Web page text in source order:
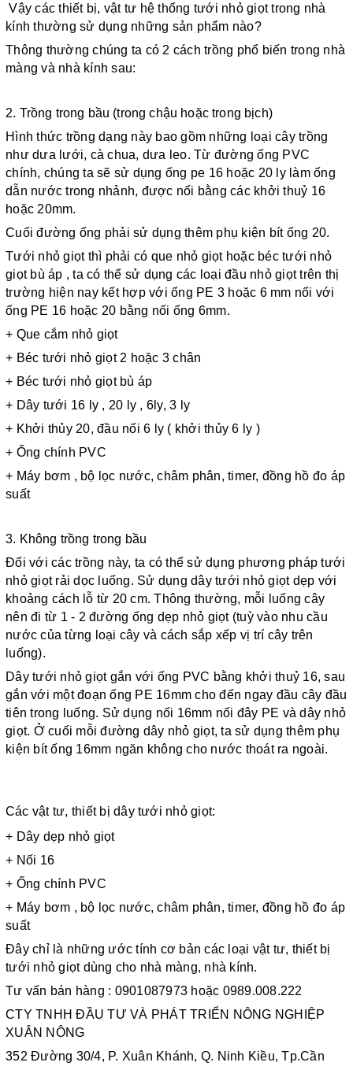
Vậy các thiết bị, vật tư hệ thống tưới nhỏ giọt trong nhà
kính thường sử dụng những sản phẩm nào?
Thông thường chúng ta có 2 cách trồng phổ biến trong nhà
màng và nhà kính sau:
2. Trồng trong bầu (trong chậu hoặc trong bịch)
Hình thức trồng dạng này bao gồm những loại cây trồng
như dưa lưới, cà chua, dưa leo. Từ đường ống PVC
chính, chúng ta sẽ sử dụng ống pe 16 hoặc 20 ly làm ống
dẫn nước trong nhảnh, được nối bằng các khởi thuỷ 16
hoặc 20mm.
Cuối đường ống phải sử dụng thêm phụ kiện bít ống 20.
Tưới nhỏ giọt thì phải có que nhỏ giọt hoặc béc tưới nhỏ
giọt bù áp , ta có thể sử dụng các loại đầu nhỏ giọt trên thị
trường hiện nay kết hợp với ống PE 3 hoặc 6 mm nối với
ống PE 16 hoặc 20 bằng nối ống 6mm.
+ Que cắm nhỏ giọt
+ Béc tưới nhỏ giọt 2 hoặc 3 chân
+ Béc tưới nhỏ giọt bù áp
+ Dây tưới 16 ly , 20 ly , 6ly, 3 ly
+ Khởi thủy 20, đầu nối 6 ly ( khởi thủy 6 ly )
+ Ống chính PVC
+ Máy bơm , bộ lọc nước, châm phân, timer, đồng hồ đo áp
suất
3. Không trồng trong bầu
Đối với các trồng này, ta có thể sử dụng phương pháp tưới
nhỏ giọt rải dọc luống. Sử dụng dây tưới nhỏ giọt dẹp với
khoảng cách lỗ từ 20 cm. Thông thường, mỗi luống cây
nên đi từ 1 - 2 đường ống dẹp nhỏ giọt (tuỳ vào nhu cầu
nước của từng loại cây và cách sắp xếp vị trí cây trên
luống).
Dây tưới nhỏ giọt gắn với ống PVC bằng khởi thuỷ 16, sau
gắn với một đoạn ống PE 16mm cho đến ngay đầu cây đầu
tiên trong luống. Sử dụng nối 16mm nối đây PE và dây nhỏ
giọt. Ở cuối mỗi đường dây nhỏ giọt, ta sử dụng thêm phụ
kiện bít ống 16mm ngăn không cho nước thoát ra ngoài.
Các vật tư, thiết bị dây tưới nhỏ giọt:
+ Dây dẹp nhỏ giọt
+ Nối 16
+ Ống chính PVC
+ Máy bơm , bộ lọc nước, châm phân, timer, đồng hồ đo áp
suất
Đây chỉ là những ước tính cơ bản các loại vật tư, thiết bị
tưới nhỏ giọt dùng cho nhà màng, nhà kính.
Tư vấn bán hàng : 0901087973 hoặc 0989.008.222
CTY TNHH ĐẦU TƯ VÀ PHÁT TRIỂN NÔNG NGHIỆP
XUÂN NÔNG
352 Đường 30/4, P. Xuân Khánh, Q. Ninh Kiều, Tp.Cần